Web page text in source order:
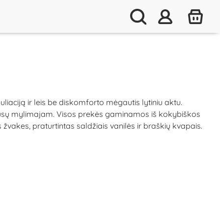
ir leis be diskomforto mėgautis lytiniu aktu.
mylimajam. Visos prekės gaminamos iš kokybiškos
praturtintas saldžiais vanilės ir braškių kvapais.